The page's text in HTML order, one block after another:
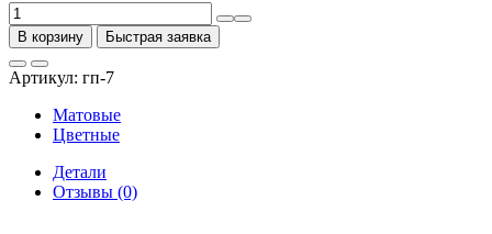
Количество
товара
Натяжной
потолок
ПВХ
бирюзовый
матовый
В корзину Быстрая заявка
Артикул: гп-7
Матовые
Цветные
Детали
Отзывы (0)